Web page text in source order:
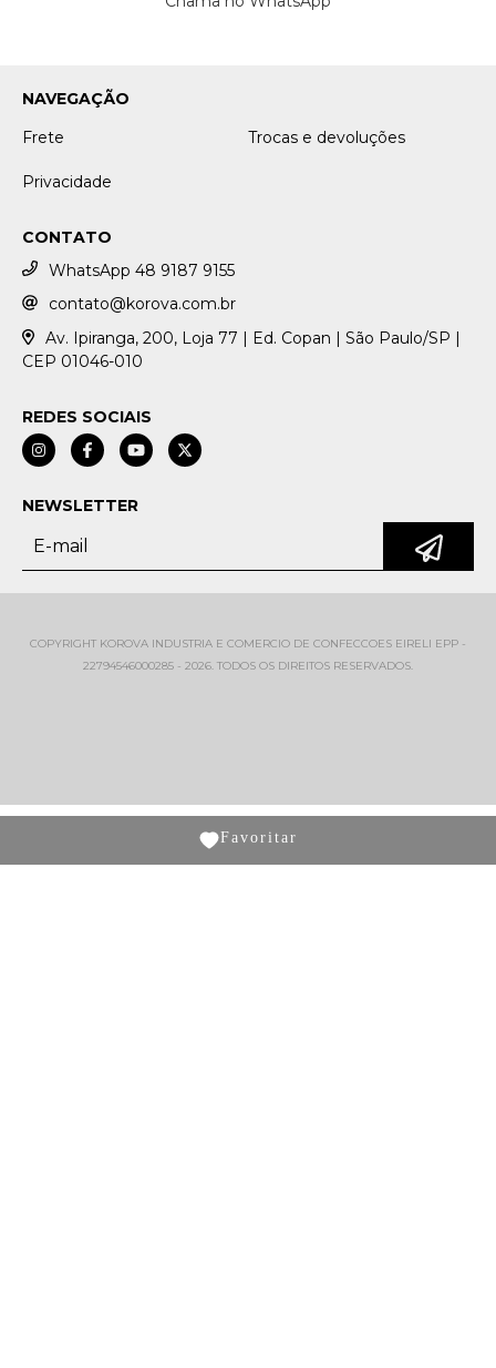
NAVEGAÇÃO
Frete
Trocas e devoluções
Privacidade
CONTATO
WhatsApp 48 9187 9155
contato@korova.com.br
Av. Ipiranga, 200, Loja 77 | Ed. Copan | São Paulo/SP |
CEP 01046-010
REDES SOCIAIS
NEWSLETTER
COPYRIGHT KOROVA INDUSTRIA E COMERCIO DE CONFECCOES EIRELI EPP -
22794546000285 - 2026. TODOS OS DIREITOS RESERVADOS.